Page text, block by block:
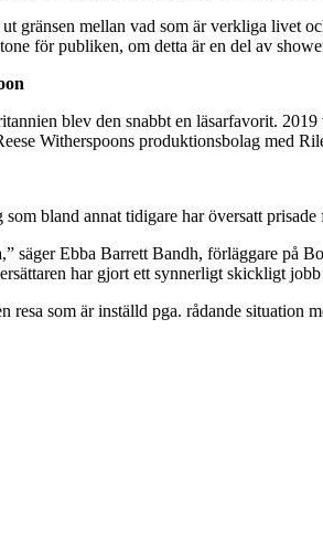
gränsen mellan vad som är verkliga livet
för publiken, om detta är en del av
blev den snabbt en läsarfavorit. 2019
Witherspoons produktionsbolag med
bland annat tidigare har översatt
säger Ebba Barrett Bandh, förläggare på
har gjort ett synnerligt skickligt
som är inställd pga. rådande